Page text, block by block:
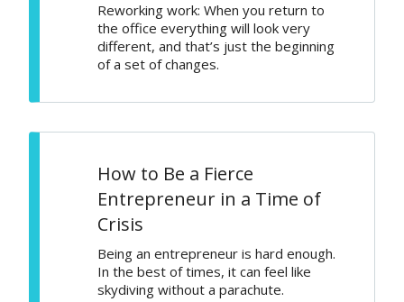
Reworking work: When you return to
the office everything will look very
different, and that’s just the beginning
of a set of changes.
How to Be a Fierce
Entrepreneur in a Time of
Crisis
Being an entrepreneur is hard enough.
In the best of times, it can feel like
skydiving without a parachute.